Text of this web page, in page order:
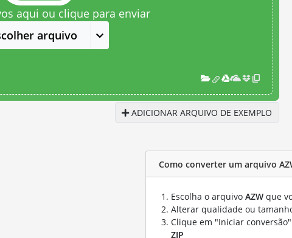
aqui ou clique para enviar
arquivo
ADICIONAR ARQUIVO DE EXEMPLO
Como converter um arquivo
Escolha o arquivo AZW que
Alterar qualidade ou
Clique em "Iniciar
ZIP